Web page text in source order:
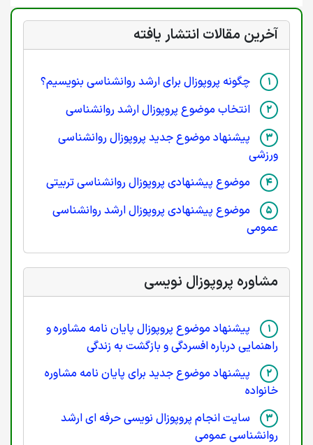
آخرین مقالات انتشار یافته
چگونه پروپوزال برای ارشد روانشناسی بنویسیم؟
انتخاب موضوع پروپوزال ارشد روانشناسی
پیشنهاد موضوع جدید پروپوزال روانشناسی
ورزشی
موضوع پیشنهادی پروپوزال روانشناسی تربیتی
موضوع پیشنهادی پروپوزال ارشد روانشناسی
عمومی
مشاوره پروپوزال نویسی
پیشنهاد موضوع پروپوزال پایان نامه مشاوره و
راهنمایی درباره افسردگی و بازگشت به زندگی
پیشنهاد موضوع جدید برای پایان نامه مشاوره
خانواده
سایت انجام پروپوزال نویسی حرفه ای ارشد
روانشناسی عمومی